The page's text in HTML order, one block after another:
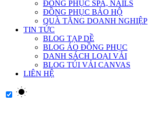
ĐỒNG PHỤC SPA, NAILS
ĐỒNG PHỤC BẢO HỘ
QUÀ TẶNG DOANH NGHIỆP
TIN TỨC
BLOG TẠP DỀ
BLOG ÁO ĐỒNG PHỤC
DANH SÁCH LOẠI VẢI
BLOG TÚI VẢI CANVAS
LIÊN HỆ